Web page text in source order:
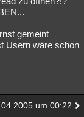
gemeint
Usern wäre schon
um 00:22